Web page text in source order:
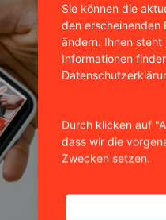
Sie können die
den erscheinenden
ändern. Ihnen
Informationen
Durch klicken auf
dass wir die
Zwecken setzen.